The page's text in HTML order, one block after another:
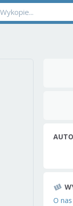
O nas